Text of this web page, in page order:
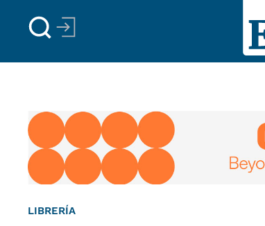
Skip to main content
LIBRERÍA